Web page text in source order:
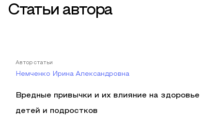
Статьи автора
Автор статьи
Немченко Ирина Александровна
Вредные привычки и их влияние на здоровье
детей и подростков